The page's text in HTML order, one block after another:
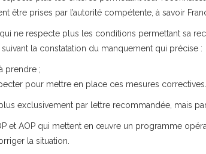
être prises par l’autorité compétente, à savoir
ne respecte plus les conditions permettant sa
la constatation du manquement qui précise :
prendre ;
pour mettre en place ces mesures correctives.
exclusivement par lettre recommandée, mais
et AOP qui mettent en œuvre un programme
la situation.